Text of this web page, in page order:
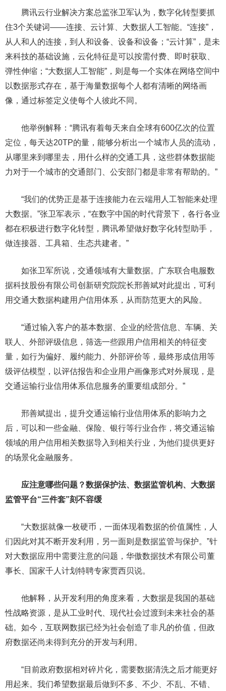
腾讯云行业解决方案总监张卫军认为，数字化转型要抓
住3个关键词——连接、云计算、大数据人工智能。“连接”，
从人和人的连接，到人和设备、设备和设备；“云计算”，是未
来科技的基础设施，云化特征是可以按需付费、即时获取、
弹性伸缩；“大数据人工智能”，则是每一个实体在网络空间中
以数据形式存在，基于海量数据每个人都有清晰的网络画
像，通过标签定义使每个人彼此不同。
他举例解释：“腾讯有着每天来自全球有600亿次的位置
定位，每天达20TP的量，能够分析出一个城市人员的流动，
从哪里来到哪里去，用什么样的交通工具，这些群体数据能
力对于一个城市的交通部门、公安部门都是非常有帮助的。”
“我们的优势正是基于连接能力在云端用人工智能来处理
大数据。”张卫军表示，“在数字中国的时代背景下，各行各业
都在积极进行数字化转型，腾讯希望做好数字化转型助手，
做连接器、工具箱、生态共建者。”
如张卫军所说，交通领域有大量数据。广东联合电服数
据科技股份有限公司创新研究院院长邢善斌对此提出，可利
用交通大数据构建用户信用体系，从而防范更大的风险。
“通过输入客户的基本数据、企业的经营信息、车辆、关
联人、外部评级信息，筛选一些跟用户信用相关的特征变
量，如行为偏好、履约能力、外部评价等，最终形成信用等
级评估模型，以评估报告和企业用户画像形式对外展现，是
交通运输行业信用体系信息服务的重要组成部分。”
邢善斌提出，提升交通运输行业信用体系的影响力之
后，可以和一些金融、保险、银行等行业合作，将交通运输
领域的用户信用相关数据导入到相关行业，为他们提供更好
的场景化金融服务。
应注意哪些问题？数据保护法、数据监管机构、大数据
监管平台“三件套”刻不容缓
“大数据就像一枚硬币，一面体现着数据的价值属性，人
们因此对其不断开发利用，另一面则是数据监管与保护。”针
对大数据应用中需要注意的问题，华傲数据技术有限公司董
事长、国家千人计划特聘专家贾西贝说。
他解释，从开发利用的角度来看，大数据是我国的基础
性战略资源，是从工业时代、现代社会过渡到未来社会的基
础。如今，互联网数据已经为社会创造了非凡的价值，但政
府数据还尚未得到充分的开发与利用。
“目前政府数据相对碎片化，需要数据清洗之后才能更好
用起来。我们希望数据最后做到不多、不少、不乱、不错、